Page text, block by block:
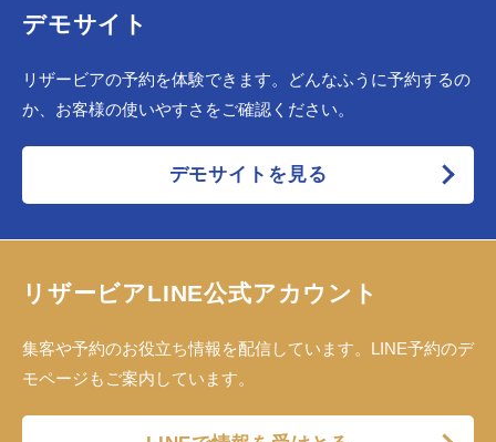
デモサイト
リザービアの予約を体験できます。どんなふうに予約するの
か、お客様の使いやすさをご確認ください。
デモサイトを見る
リザービアLINE公式アカウント
集客や予約のお役立ち情報を配信しています。LINE予約のデ
モページもご案内しています。